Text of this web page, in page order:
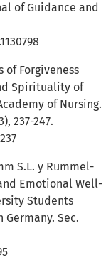
of Guidance and
of Forgiveness
Spirituality of
of Nursing.
237-247.
S.L. y Rummel-
Emotional Well-
Students
Germany. Sec.